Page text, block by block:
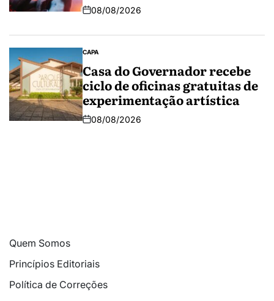
08/08/2026
CAPA
Casa do Governador recebe
ciclo de oficinas gratuitas de
experimentação artística
08/08/2026
Quem Somos
Princípios Editoriais
Política de Correções